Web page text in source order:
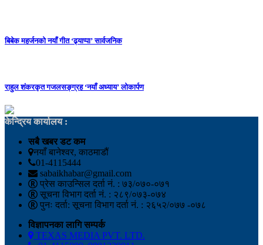
बिबेक महर्जनको नयाँ गीत ‘ढ्याप्पा’ सार्वजनिक
राहुल शंकरकृत गजलसङ्ग्रह ‘नयाँ अध्याय’ लोकार्पण
केन्द्रिय कार्यालय :
सबै खबर डट कम
नयाँ बानेश्वर, काठमाडौं
01-4115444
sabaikhabar@gmail.com
प्रेस काउन्सिल दर्ता नं. : ७३/०७०-०७१
सूचना विभाग दर्ता नं. : २८९/०७३-०७४
पुनः दर्ता: सूचना विभाग दर्ता नं. : २६५२/०७७ -०७८
विज्ञापनका लागि सम्पर्क
TEXAS MEDIA PVT. LTD.